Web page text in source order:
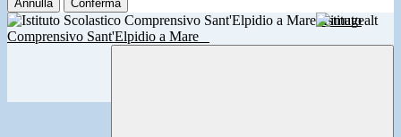
Annulla Conferma
Istituto
Comprensivo Sant'Elpidio a Mare